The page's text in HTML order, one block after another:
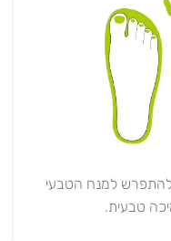
למנח הטבעי
טבעית.